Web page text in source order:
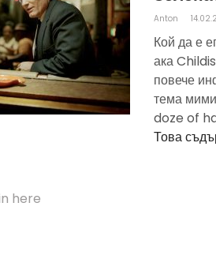
Anton
Кой да е
ака
повече
тема
doze of
Това
here